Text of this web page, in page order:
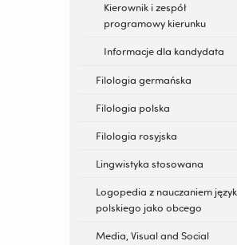
Kierownik i zespół
programowy kierunku
Informacje dla kandydata
Filologia germańska
Filologia polska
Filologia rosyjska
Lingwistyka stosowana
Logopedia z nauczaniem
polskiego jako obcego
Media, Visual and Social